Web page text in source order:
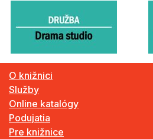
O knižnici
Služby
Online katalógy
Podujatia
Pre knižnice